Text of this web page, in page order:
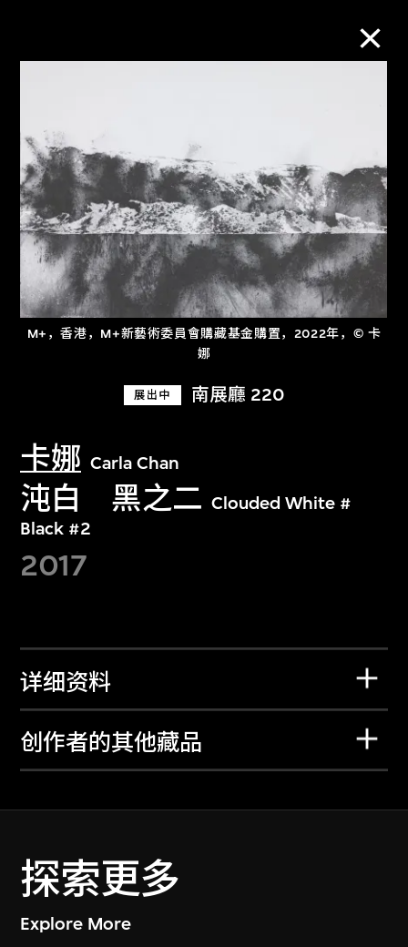
M+，香港，M+新藝術委員會購藏基金購置，2022年，© 卡
娜
展出中 南展廳 220
卡娜 Carla Chan
沌白 黑之二 Clouded White #
Black #2
2017
详细资料
创作者的其他藏品
探索更多
Explore More
进一步筛选 搜索
关于M+藏品
探索世界顶级的二十及二十一世纪视觉